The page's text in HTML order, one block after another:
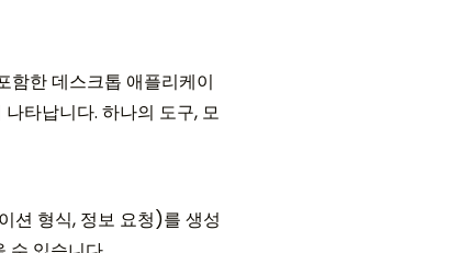
한 데스크톱 애플리케이
타납니다. 하나의 도구, 모
션 형식, 정보 요청)를 생성